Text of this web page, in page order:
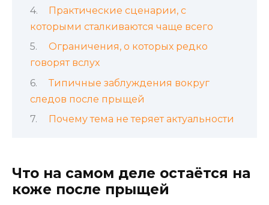
Практические сценарии, с
которыми сталкиваются чаще всего
Ограничения, о которых редко
говорят вслух
Типичные заблуждения вокруг
следов после прыщей
Почему тема не теряет актуальности
Что на самом деле остаётся на
коже после прыщей